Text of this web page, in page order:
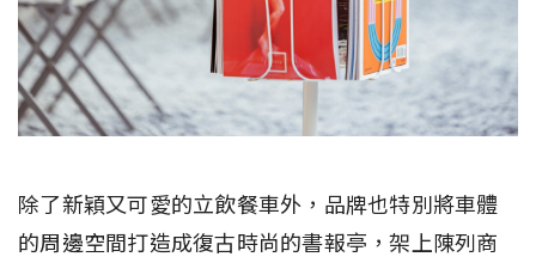
除了新穎又可愛的立飲餐車外，品牌也特別將車體
的周邊空間打造成復古時尚的書報亭，架上陳列商